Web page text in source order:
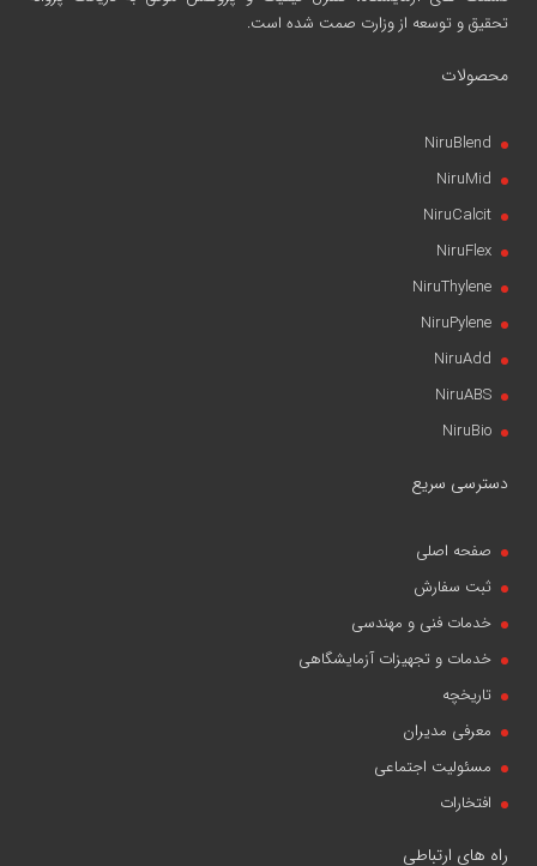
تحقیق و توسعه از وزارت صمت شده است.
محصولات
NiruBlend
NiruMid
NiruCalcit
NiruFlex
NiruThylene
NiruPylene
NiruAdd
NiruABS
NiruBio
دسترسی سریع
صفحه اصلی
ثبت سفارش
خدمات فنی و مهندسی
خدمات و تجهیزات آزمایشگاهی
تاریخچه
معرفی مدیران
مسئولیت اجتماعی
افتخارات
راه های ارتباطی